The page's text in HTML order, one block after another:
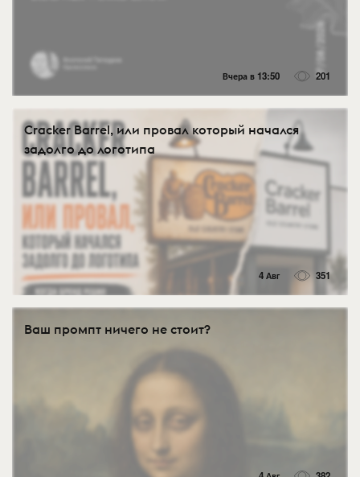
Вчера в 13:50 201
Cracker Barrel, или провал который начался
задолго до логотипа
4 Авг 351
Ваш промпт ничего не стоит?